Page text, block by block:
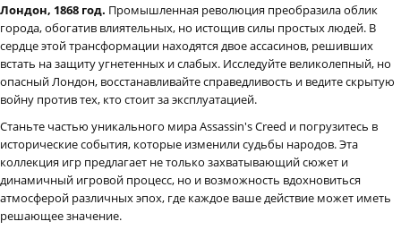
Лондон, 1868 год. Промышленная революция преобразила облик
города, обогатив влиятельных, но истощив силы простых людей. В
сердце этой трансформации находятся двое ассасинов, решивших
встать на защиту угнетенных и слабых. Исследуйте великолепный, но
опасный Лондон, восстанавливайте справедливость и ведите скрытую
войну против тех, кто стоит за эксплуатацией.
Станьте частью уникального мира Assassin's Creed и погрузитесь в
исторические события, которые изменили судьбы народов. Эта
коллекция игр предлагает не только захватывающий сюжет и
динамичный игровой процесс, но и возможность вдохновиться
атмосферой различных эпох, где каждое ваше действие может иметь
решающее значение.